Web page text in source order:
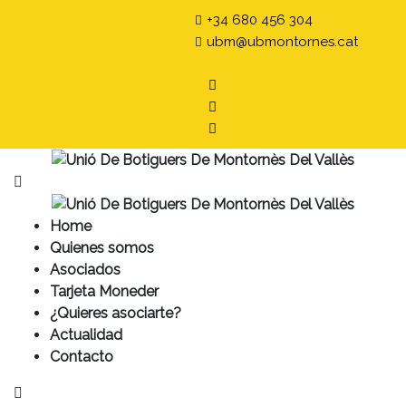
+34 680 456 304
ubm@ubmontornes.cat
Home
Quienes somos
Asociados
Tarjeta Moneder
¿Quieres asociarte?
Actualidad
Contacto